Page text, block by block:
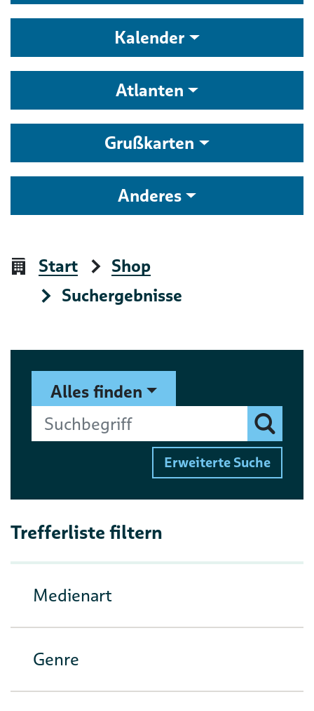
Kalender
Atlanten
Grußkarten
Anderes
Start
Shop
Suchergebnisse
Suchformular
Alles finden
Suchbegriff
Finden
Erweiterte Suche
Trefferliste filtern
Medienart
Genre